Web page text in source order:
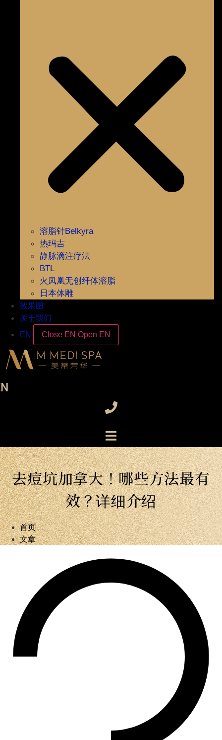
溶脂针Belkyra
热玛吉
静脉滴注疗法
BTL
火凤凰无创纤体溶脂
日本体雕
效果图
关于我们
EN
Close EN Open EN
去痘坑加拿大！哪些方法最有
效？详细介绍
首页
文章